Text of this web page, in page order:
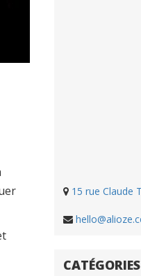
15 rue Claude
CATÉGORIES